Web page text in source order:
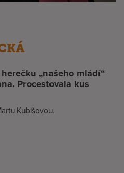
„našeho mládí“
Procestovala kus
Kubišovou.